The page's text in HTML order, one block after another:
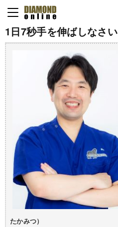
1日7秒手を伸ばしなさい
たかみつ）